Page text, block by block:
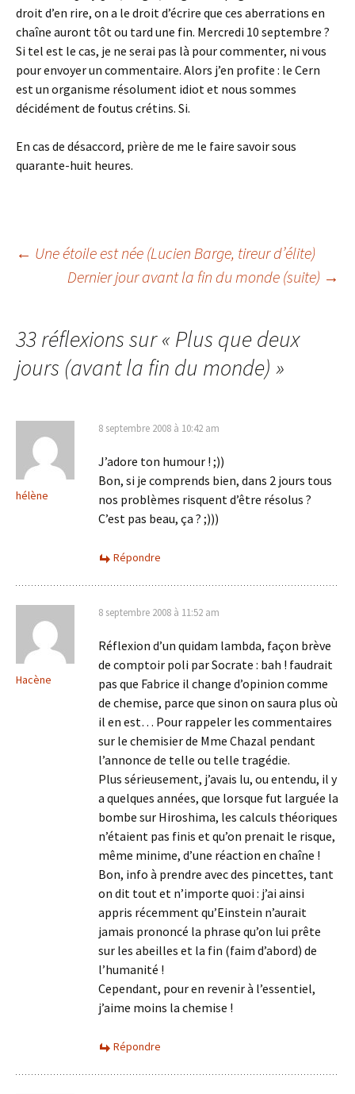
droit d’en rire, on a le droit d’écrire que ces aberrations en
chaîne auront tôt ou tard une fin. Mercredi 10 septembre ?
Si tel est le cas, je ne serai pas là pour commenter, ni vous
pour envoyer un commentaire. Alors j’en profite : le Cern
est un organisme résolument idiot et nous sommes
décidément de foutus crétins. Si.
En cas de désaccord, prière de me le faire savoir sous
quarante-huit heures.
Navigation
articles
← Une étoile est née (Lucien Barge, tireur d’élite)
Dernier jour avant la fin du monde (suite) →
33 réflexions sur « Plus que deux
jours (avant la fin du monde) »
hélène
8 septembre 2008 à 10:42 am
J’adore ton humour ! ;))
Bon, si je comprends bien, dans 2 jours tous
nos problèmes risquent d’être résolus ?
C’est pas beau, ça ? ;)))
Répondre
Hacène
8 septembre 2008 à 11:52 am
Réflexion d’un quidam lambda, façon brève
de comptoir poli par Socrate : bah ! faudrait
pas que Fabrice il change d’opinion comme
de chemise, parce que sinon on saura plus où
il en est… Pour rappeler les commentaires
sur le chemisier de Mme Chazal pendant
l’annonce de telle ou telle tragédie.
Plus sérieusement, j’avais lu, ou entendu, il y
a quelques années, que lorsque fut larguée la
bombe sur Hiroshima, les calculs théoriques
n’étaient pas finis et qu’on prenait le risque,
même minime, d’une réaction en chaîne !
Bon, info à prendre avec des pincettes, tant
on dit tout et n’importe quoi : j’ai ainsi
appris récemment qu’Einstein n’aurait
jamais prononcé la phrase qu’on lui prête
sur les abeilles et la fin (faim d’abord) de
l’humanité !
Cependant, pour en revenir à l’essentiel,
j’aime moins la chemise !
Répondre